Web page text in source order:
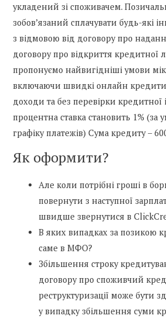
укладений зі споживачем.
зобов’язаний сплачувати будь-які
з відмовою від договору про
договору про відкриття кредитної
пропонуємо найвигідніші умови
включаючи швидкі онлайн кредити
доходи та без перевірки кредитної
процентна ставка становить 1%
графіку платежів) Сума кредиту –
Як оформити?
Але коли потрібні гроші в
повернути з наступної
швидше звернутися в
В яких випадках за позикою
саме в МФО?
Збільшення строку
договору про споживчий
реструктуризації може бути
у випадку збільшення суми